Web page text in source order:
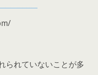
られていないことが多